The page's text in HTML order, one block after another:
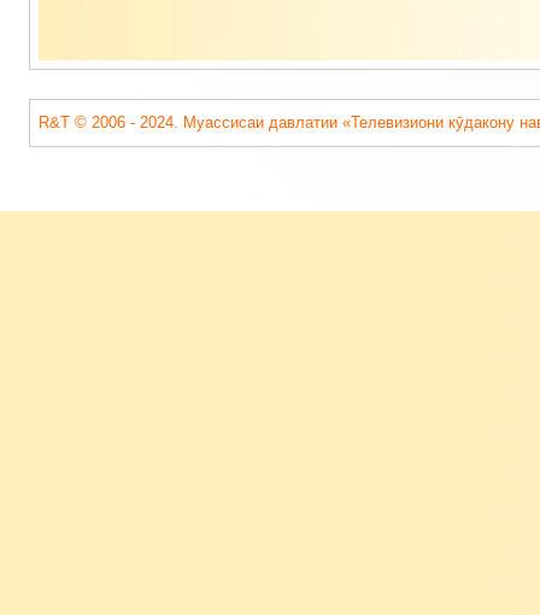
R&T © 2006 - 2024. Муассисаи давлатии «Телевизиони кӯдакону